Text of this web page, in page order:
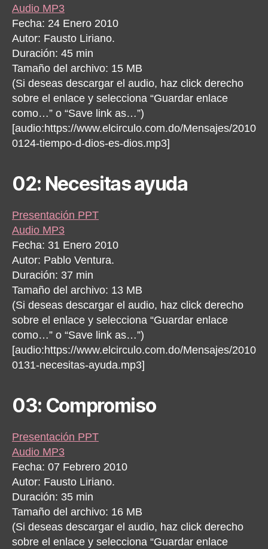
Audio MP3
Fecha: 24 Enero 2010
Autor: Fausto Liriano.
Duración: 45 min
Tamaño del archivo: 15 MB
(Si deseas descargar el audio, haz click derecho
sobre el enlace y selecciona “Guardar enlace
como…” o “Save link as…”)
[audio:https://www.elcirculo.com.do/Mensajes/2010
0124-tiempo-d-dios-es-dios.mp3]
02: Necesitas ayuda
Presentación PPT
Audio MP3
Fecha: 31 Enero 2010
Autor: Pablo Ventura.
Duración: 37 min
Tamaño del archivo: 13 MB
(Si deseas descargar el audio, haz click derecho
sobre el enlace y selecciona “Guardar enlace
como…” o “Save link as…”)
[audio:https://www.elcirculo.com.do/Mensajes/2010
0131-necesitas-ayuda.mp3]
03: Compromiso
Presentación PPT
Audio MP3
Fecha: 07 Febrero 2010
Autor: Fausto Liriano.
Duración: 35 min
Tamaño del archivo: 16 MB
(Si deseas descargar el audio, haz click derecho
sobre el enlace y selecciona “Guardar enlace